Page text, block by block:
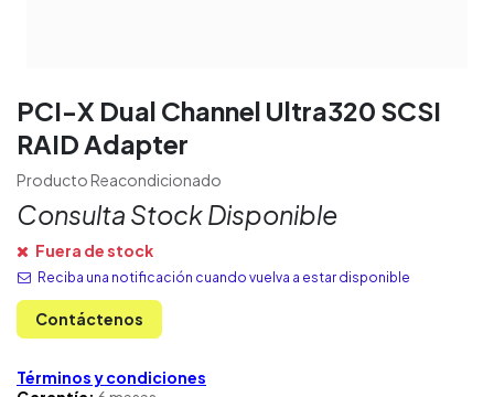
PCI-X Dual Channel Ultra320 SCSI
RAID Adapter
Producto Reacondicionado
Consulta Stock Disponible
Fuera de stock
Reciba una notificación cuando vuelva a estar disponible
Contáctenos
Términos y condiciones